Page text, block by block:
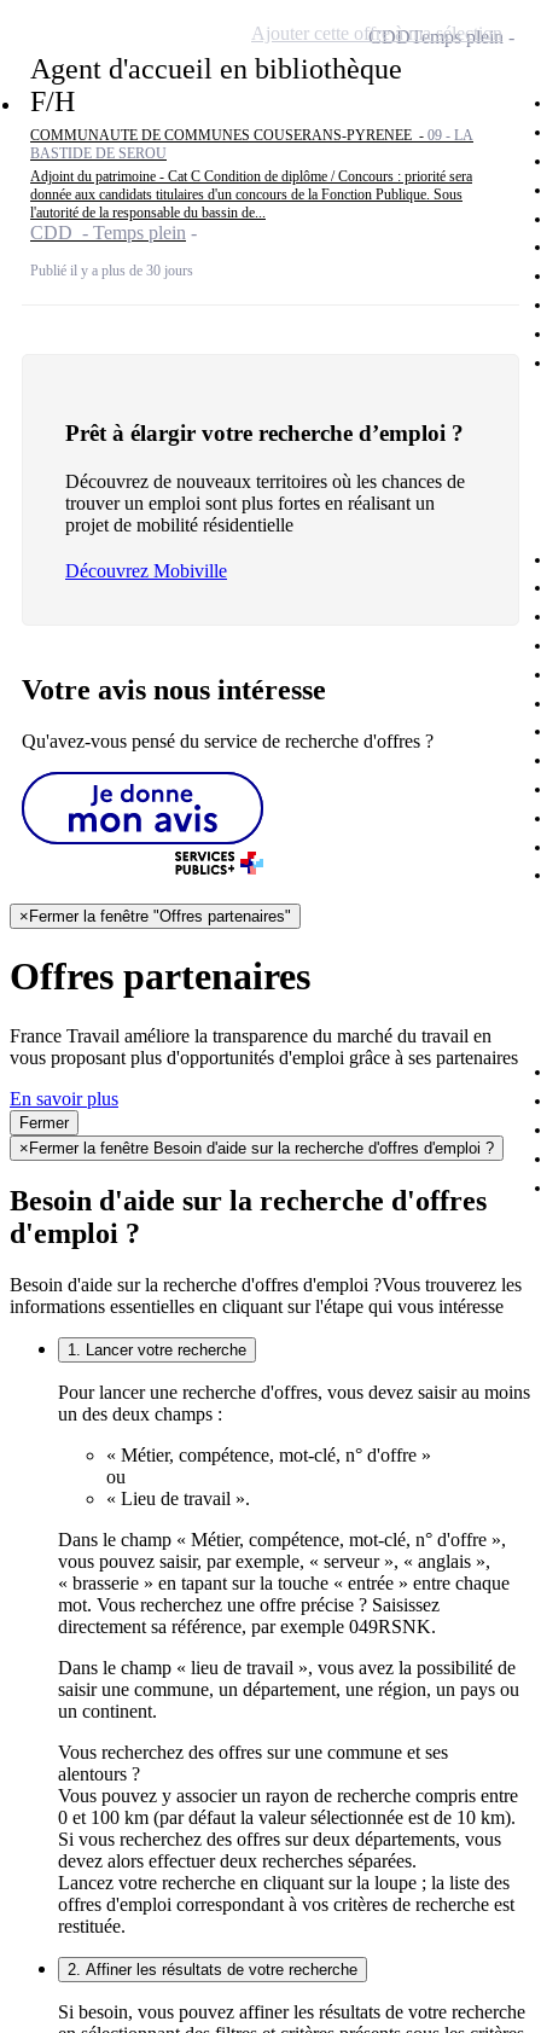
Agent d'accueil en bibliothèque
F/H
COMMUNAUTE DE COMMUNES COUSERANS-PYRENEE - 09 - LA
BASTIDE DE SEROU
Adjoint du patrimoine - Cat C Condition de diplôme / Concours : priorité sera
donnée aux candidats titulaires d'un concours de la Fonction Publique. Sous
l'autorité de la responsable du bassin de...
CDD - Temps plein
Publié il y a plus de 30 jours
CDDTemps plein
Ajouter cette offre à ma sélection
Prêt à élargir votre recherche d’emploi ?
Découvrez de nouveaux territoires où les chances de
trouver un emploi sont plus fortes en réalisant un
projet de mobilité résidentielle
Découvrez Mobiville
Votre avis nous intéresse
Qu'avez-vous pensé du service de recherche d'offres ?
× Fermer la fenêtre "Offres partenaires"
Offres partenaires
France Travail améliore la transparence du marché du travail en
vous proposant plus d'opportunités d'emploi grâce à ses partenaires
En savoir plus
Fermer
× Fermer la fenêtre Besoin d'aide sur la recherche d'offres d'emploi ?
Besoin d'aide sur la recherche d'offres
d'emploi ?
Besoin d'aide sur la recherche d'offres d'emploi ?Vous trouverez les
informations essentielles en cliquant sur l'étape qui vous intéresse
1. Lancer votre recherche
Pour lancer une recherche d'offres, vous devez saisir au moins
un des deux champs :
« Métier, compétence, mot-clé, n° d'offre »
ou
« Lieu de travail ».
Dans le champ « Métier, compétence, mot-clé, n° d'offre »,
vous pouvez saisir, par exemple, « serveur », « anglais »,
« brasserie » en tapant sur la touche « entrée » entre chaque
mot. Vous recherchez une offre précise ? Saisissez
directement sa référence, par exemple 049RSNK.
Dans le champ « lieu de travail », vous avez la possibilité de
saisir une commune, un département, une région, un pays ou
un continent.
Vous recherchez des offres sur une commune et ses
alentours ?
Vous pouvez y associer un rayon de recherche compris entre
0 et 100 km (par défaut la valeur sélectionnée est de 10 km).
Si vous recherchez des offres sur deux départements, vous
devez alors effectuer deux recherches séparées.
Lancez votre recherche en cliquant sur la loupe ; la liste des
offres d'emploi correspondant à vos critères de recherche est
restituée.
2. Affiner les résultats de votre recherche
Si besoin, vous pouvez affiner les résultats de votre recherche